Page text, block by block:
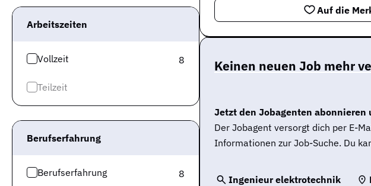
Arbeitszeiten
Vollzeit 8
Teilzeit
Berufserfahrung
Berufserfahrung 8
Auf die
Keinen neuen Job mehr
Jetzt den Jobagenten
Der Jobagent versorgt dich per E-
Informationen zur Job-Suche. Du
Ingenieur elektrotechnik